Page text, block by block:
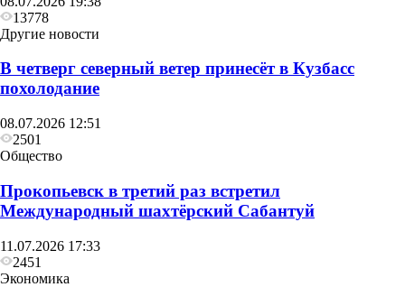
Общество
пчелы
13778
Другие новости
В четверг северный ветер принесёт в Кузбасс
похолодание
08.07.2026 12:51
2501
Общество
Прокопьевск в третий раз встретил
Международный шахтёрский Сабантуй
11.07.2026 17:33
2451
Экономика